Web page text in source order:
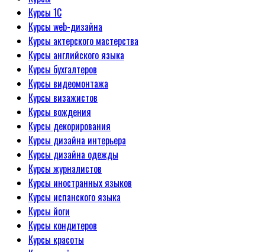
Курсы 1С
Курсы web-дизайна
Курсы актерского мастерства
Курсы английского языка
Курсы бухгалтеров
Курсы видеомонтажа
Курсы визажистов
Курсы вождения
Курсы декорирования
Курсы дизайна интерьера
Курсы дизайна одежды
Курсы журналистов
Курсы иностранных языков
Курсы испанского языка
Курсы йоги
Курсы кондитеров
Курсы красоты